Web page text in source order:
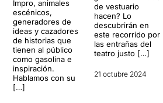
Impro, animales
escénicos,
generadores de
ideas y cazadores
de historias que
tienen al público
como gasolina e
inspiración.
Hablamos con su
[…]
de vestuario
hacen? Lo
descubrirán en
este recorrido por
las entrañas del
teatro justo […]
21 octubre 2024